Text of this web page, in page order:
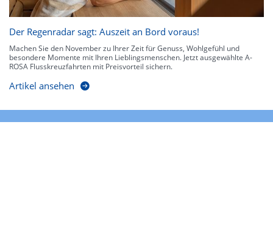
Der Regenradar sagt: Auszeit an Bord voraus!
Machen Sie den November zu Ihrer Zeit für Genuss, Wohlgefühl und
besondere Momente mit Ihren Lieblingsmenschen. Jetzt ausgewählte A-
ROSA Flusskreuzfahrten mit Preisvorteil sichern.
Artikel ansehen